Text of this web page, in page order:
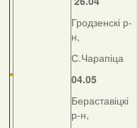
Гродзенскі р-
н,
С.Чарапіца
04.05
Бераставіцкі
р-н,